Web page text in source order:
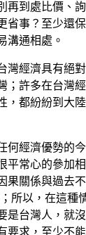
再到處比價、
省事？至少還
溝通相處。
灣經濟具有絕
；許多在台灣
，都紛紛到大
何經濟優勢的
平常心的參加
果關係與過去不
所以，在這種
是台灣人，就
要求，至少不